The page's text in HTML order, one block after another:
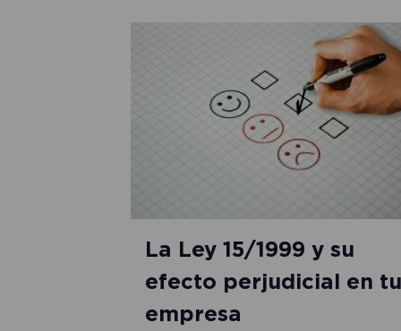
La Ley 15/1999 y su
efecto perjudicial en tu
empresa